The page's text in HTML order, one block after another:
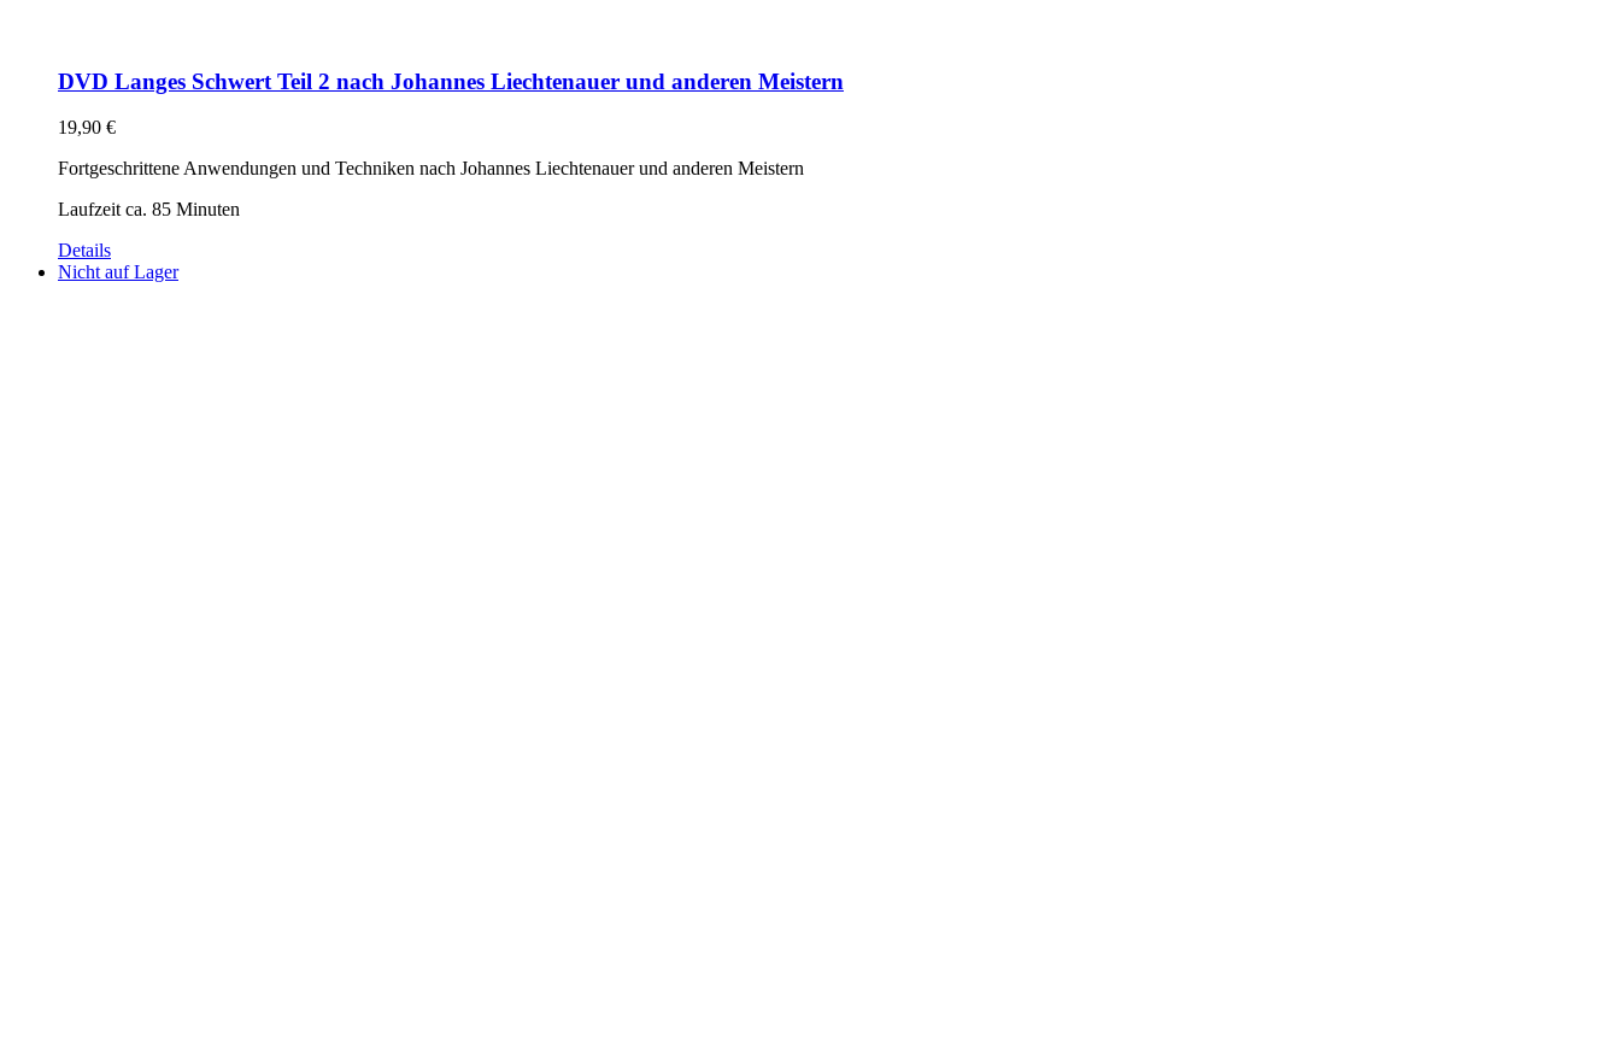
DVD Langes Schwert Teil 2 nach Johannes Liechtenauer und anderen Meistern
19,90 €
Fortgeschrittene Anwendungen und Techniken nach Johannes Liechtenauer und anderen Meistern
Laufzeit ca. 85 Minuten
Details
Nicht auf Lager